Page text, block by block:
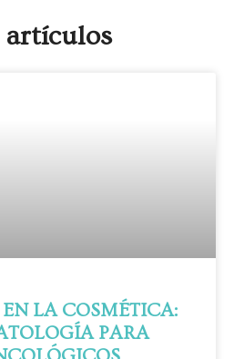
artículos
LA COSMÉTICA:
PARA